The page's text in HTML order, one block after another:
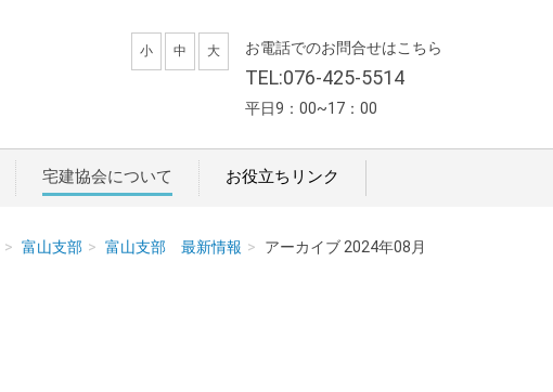
お電話でのお問合せはこちら
TEL:076-425-5514
平日9：00~17：00
小 中 大
宅建協会について お役立ちリンク
富山支部 富山支部 最新情報 アーカイブ 2024年08月